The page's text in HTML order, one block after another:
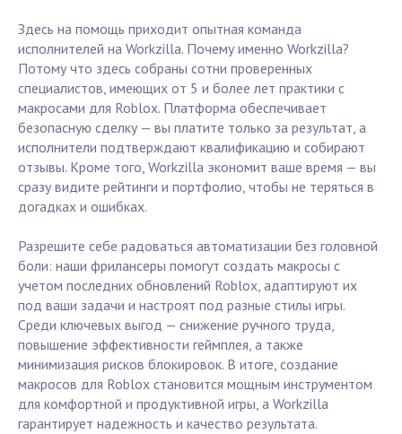
Здесь на помощь приходит опытная команда
исполнителей на Workzilla. Почему именно Workzilla?
Потому что здесь собраны сотни проверенных
специалистов, имеющих от 5 и более лет практики с
макросами для Roblox. Платформа обеспечивает
безопасную сделку — вы платите только за результат, а
исполнители подтверждают квалификацию и собирают
отзывы. Кроме того, Workzilla экономит ваше время — вы
сразу видите рейтинги и портфолио, чтобы не теряться в
догадках и ошибках.
Разрешите себе радоваться автоматизации без головной
боли: наши фрилансеры помогут создать макросы с
учетом последних обновлений Roblox, адаптируют их
под ваши задачи и настроят под разные стилы игры.
Среди ключевых выгод — снижение ручного труда,
повышение эффективности геймплея, а также
минимизация рисков блокировок. В итоге, создание
макросов для Roblox становится мощным инструментом
для комфортной и продуктивной игры, а Workzilla
гарантирует надежность и качество результата.